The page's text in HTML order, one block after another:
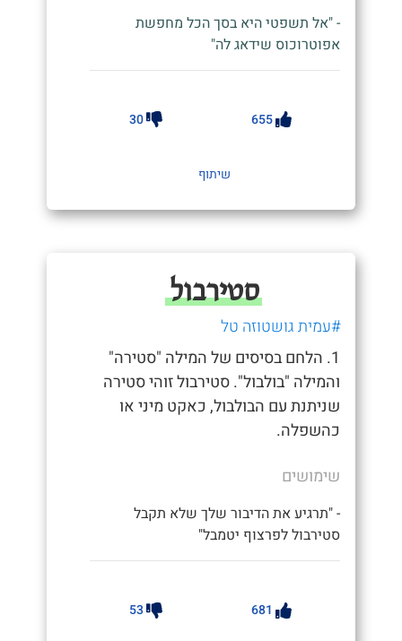
- "אל תשפטי היא בסך הכל מחפשת
אפוטרוכוס שידאג לה"
655
30
שיתוף
סטירבול
#עמית גושטוזה טל
1. הלחם בסיסים של המילה "סטירה"
והמילה "בולבול". סטירבול זוהי סטירה
שניתנת עם הבולבול, כאקט מיני או
כהשפלה.
שימושים
- "תרגיע את הדיבור שלך שלא תקבל
סטירבול לפרצוף יטמבל"
681
53